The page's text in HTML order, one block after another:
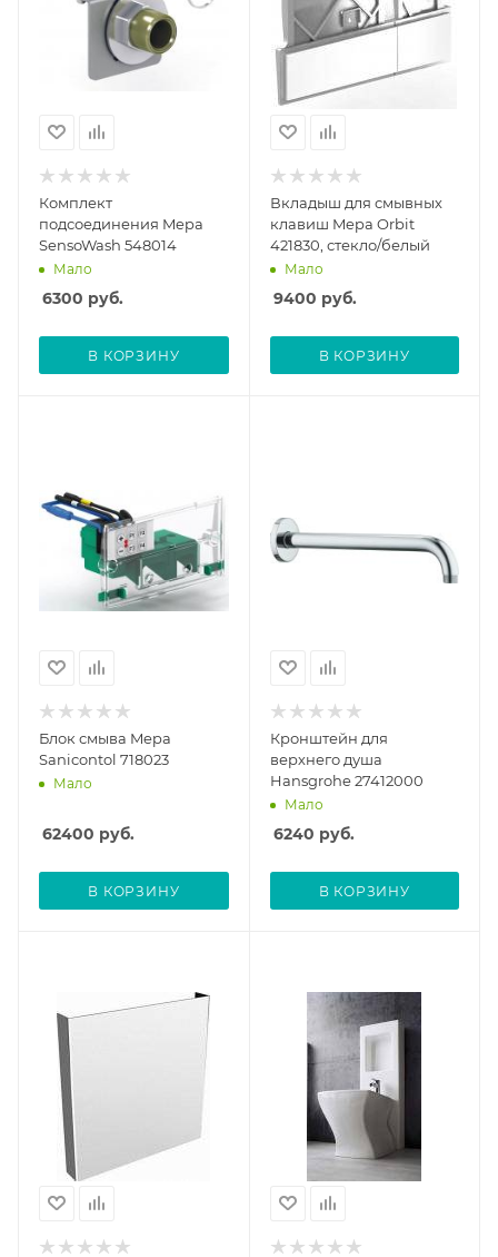
Комплект
подсоединения Mepa
SensoWash 548014
Мало
6300 руб.
В КОРЗИНУ
Вкладыш для смывных
клавиш Mepa Orbit
421830, стекло/белый
Мало
9400 руб.
В КОРЗИНУ
Блок смыва Mepa
Sanicontol 718023
Мало
62400 руб.
В КОРЗИНУ
Кронштейн для
верхнего душа
Hansgrohe 27412000
Мало
6240 руб.
В КОРЗИНУ